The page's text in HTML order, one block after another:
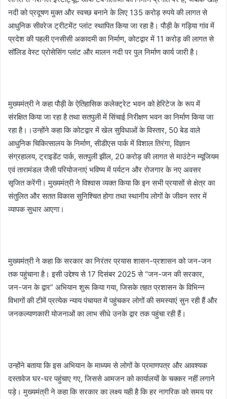
नदी को प्रदूषण मुक्त और स्वच्छ बनाने के लिए 135 करोड़ रुपये की लागत से
आधुनिक सीवरेज ट्रीटमेंट प्लांट स्थापित किया जा रहा है। पौड़ी के गड़िया गांव में
प्रदेश की पहली एनसीसी अकादमी का निर्माण, कोटद्वार में 11 करोड़ की लागत से
सॉलिड वेस्ट प्रोसेसिंग प्लांट और मालन नदी पर पुल निर्माण कार्य जारी है।
मुख्यमंत्री ने कहा पौड़ी के ऐतिहासिक कलेक्ट्रेट भवन को हेरिटेज के रूप में
संरक्षित किया जा रहा है तथा सतपुली में सिंचाई निरीक्षण भवन का निर्माण किया जा
रहा है।।उन्होंने कहा कि कोटद्वार में खेल सुविधाओं के विस्तार, 50 बेड वाले
आधुनिक चिकित्सालय के निर्माण, सीडीएस पार्क में विशाल तिरंगा, विज्ञान
संग्रहालय, ट्राइडेंट पार्क, सतपुली झील, 20 करोड़ की लागत से माउंटेन म्यूजियम
एवं तारामंडल जैसी परियोजनाएं भविष्य में पर्यटन और रोजगार के नए अवसर
सृजित करेंगी। मुख्यमंत्री ने विश्वास व्यक्त किया कि इन सभी प्रयासों से क्षेत्र का
संतुलित और सतत विकास सुनिश्चित होगा तथा स्थानीय लोगों के जीवन स्तर में
व्यापक सुधार आएगा।
मुख्यमंत्री ने कहा कि सरकार का निरंतर प्रयास शासन-प्रशासन को जन-जन
तक पहुंचाना है। इसी उद्देश्य से 17 दिसंबर 2025 से “जन-जन की सरकार,
जन-जन के द्वार” अभियान शुरू किया गया, जिसके तहत प्रशासन के विभिन्न
विभागों की टीमें प्रत्येक न्याय पंचायत में पहुंचकर लोगों की समस्याएं सुन रही हैं और
जनकल्याणकारी योजनाओं का लाभ सीधे उनके द्वार तक पहुंचा रही हैं।
उन्होंने बताया कि इस अभियान के माध्यम से लोगों के प्रमाणपत्र और आवश्यक
दस्तावेज घर-घर पहुंचाए गए, जिससे आमजन को कार्यालयों के चक्कर नहीं लगाने
पड़े। मुख्यमंत्री ने कहा कि सरकार का लक्ष्य यही है कि हर नागरिक को समय पर